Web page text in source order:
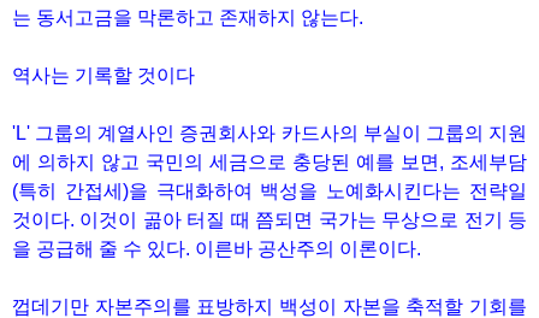
는 동서고금을 막론하고 존재하지 않는다.
역사는 기록할 것이다
'L' 그룹의 계열사인 증권회사와 카드사의 부실이 그룹의 지원
에 의하지 않고 국민의 세금으로 충당된 예를 보면, 조세부담
(특히 간접세)을 극대화하여 백성을 노예화시킨다는 전략일
것이다. 이것이 곪아 터질 때 쯤되면 국가는 무상으로 전기 등
을 공급해 줄 수 있다. 이른바 공산주의 이론이다.
껍데기만 자본주의를 표방하지 백성이 자본을 축적할 기회를